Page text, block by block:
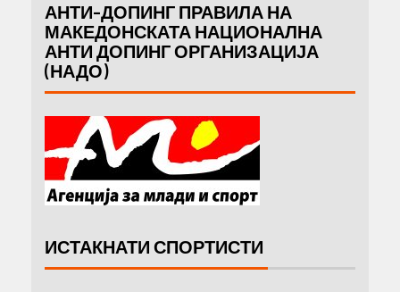
АНТИ-ДОПИНГ ПРАВИЛА НА
МАКЕДОНСКАТА НАЦИОНАЛНА
АНТИ ДОПИНГ ОРГАНИЗАЦИЈА
(НАДО)
ИСТАКНАТИ СПОРТИСТИ